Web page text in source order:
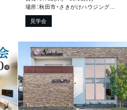
見学会